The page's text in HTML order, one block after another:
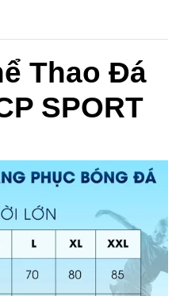
Thao Đá
SPORT